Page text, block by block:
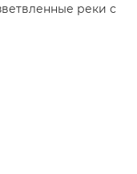
реки с